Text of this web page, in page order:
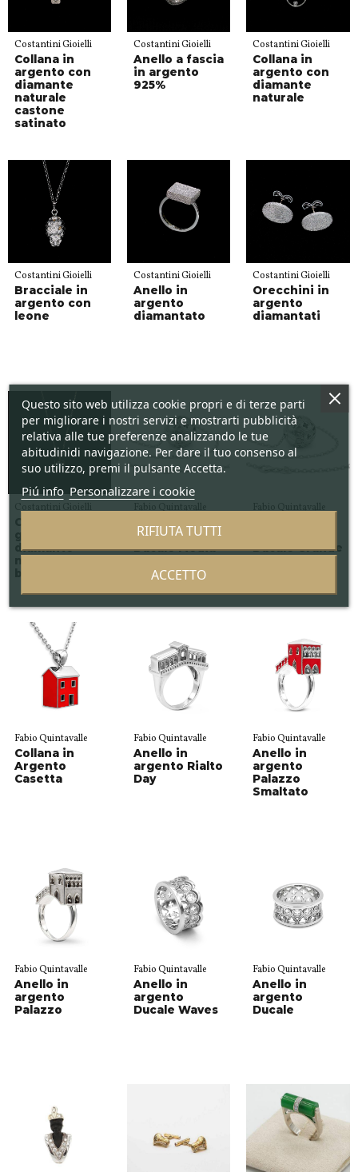
Costantini Gioielli
Collana in
argento con
diamante
naturale
castone
satinato
Costantini Gioielli
Anello a fascia
in argento
925%
Costantini Gioielli
Collana in
argento con
diamante
naturale
Costantini Gioielli
Bracciale in
argento con
leone
Costantini Gioielli
Anello in
argento
diamantato
Costantini Gioielli
Orecchini in
argento
diamantati
diamante
argento
Ducale Media
Ducale Grande
Fabio Quintavalle
Collana in
Argento
Casetta
Fabio Quintavalle
Anello in
argento Rialto
Day
Fabio Quintavalle
Anello in
argento
Palazzo
Smaltato
Fabio Quintavalle
Anello in
argento
Palazzo
Fabio Quintavalle
Anello in
argento
Ducale Waves
Fabio Quintavalle
Anello in
argento
Ducale
Questo sito web utilizza cookie propri e di terze parti
per migliorare i nostri servizi e mostrarti pubblicità
relativa alle tue preferenze analizzando le tue
abitudinidi navigazione. Per dare il tuo consenso al
suo utilizzo, premi il pulsante Accetta.
Piú info Personalizzare i cookie
RIFIUTA TUTTI
ACCETTO